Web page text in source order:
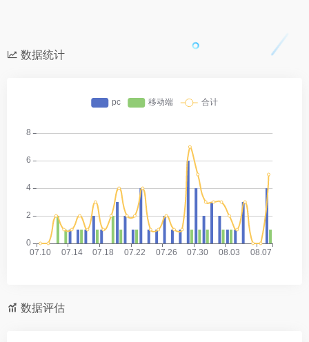
数据统计
数据评估